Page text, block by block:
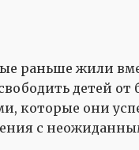
раньше жили
детей
которые они
с